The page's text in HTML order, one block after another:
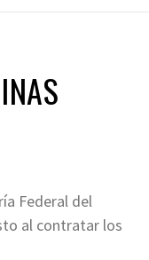
Federal del
al contratar los